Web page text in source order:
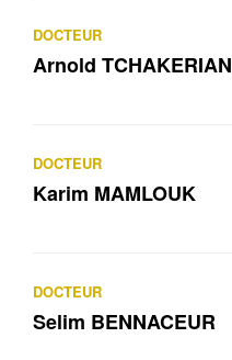
DOCTEUR
Arnold TCHAKERIAN
DOCTEUR
Karim MAMLOUK
DOCTEUR
Selim BENNACEUR